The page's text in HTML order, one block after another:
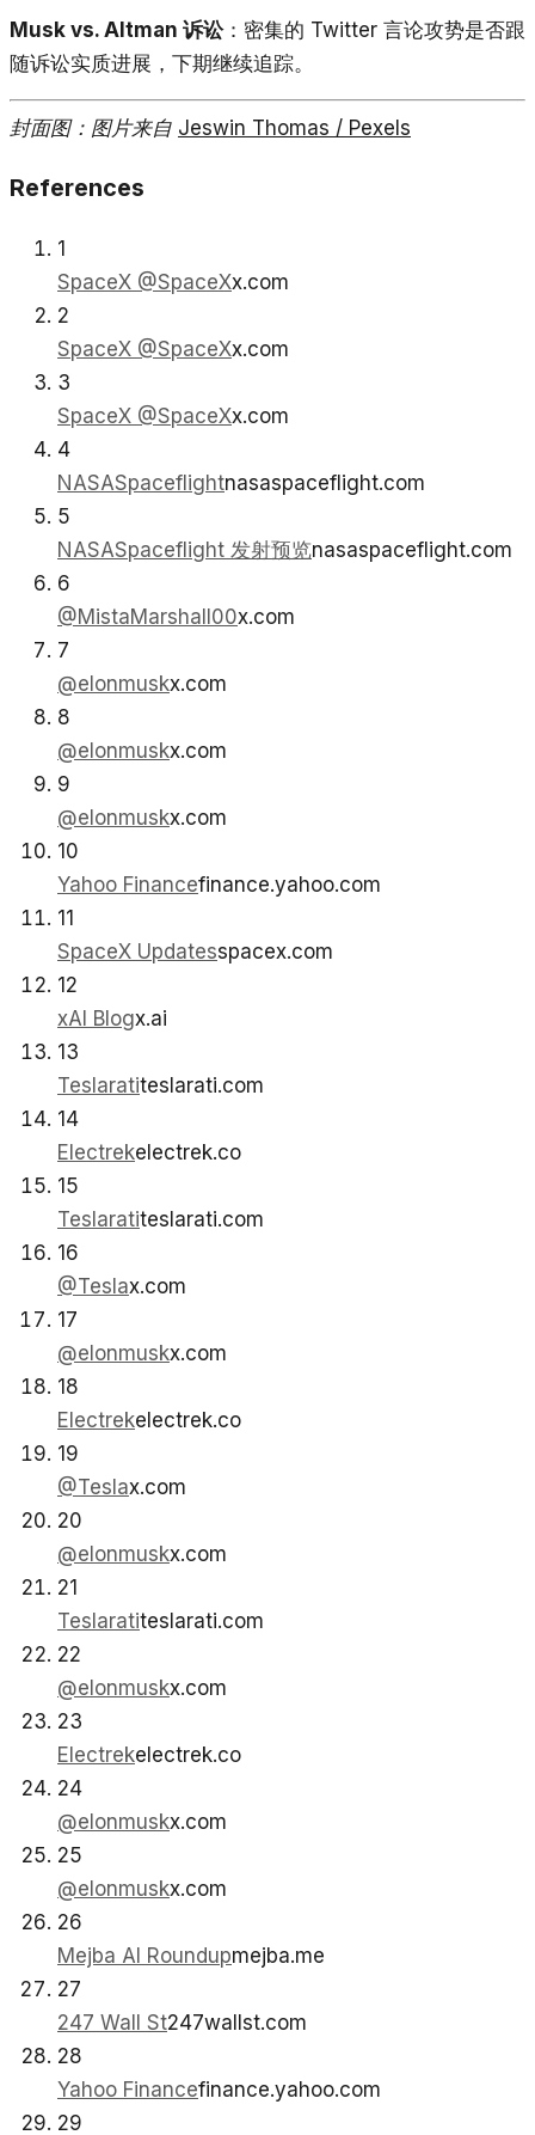
Musk vs. Altman 诉讼：密集的 Twitter 言论攻势是否跟
随诉讼实质进展，下期继续追踪。
封面图：图片来自 Jeswin Thomas / Pexels
References
1
SpaceX @SpaceXx.com
2
SpaceX @SpaceXx.com
3
SpaceX @SpaceXx.com
4
NASASpaceflightnasaspaceflight.com
5
NASASpaceflight 发射预览nasaspaceflight.com
6
@MistaMarshall00x.com
7
@elonmuskx.com
8
@elonmuskx.com
9
@elonmuskx.com
10
Yahoo Financefinance.yahoo.com
11
SpaceX Updatesspacex.com
12
xAI Blogx.ai
13
Teslaratiteslarati.com
14
Electrekelectrek.co
15
Teslaratiteslarati.com
16
@Teslax.com
17
@elonmuskx.com
18
Electrekelectrek.co
19
@Teslax.com
20
@elonmuskx.com
21
Teslaratiteslarati.com
22
@elonmuskx.com
23
Electrekelectrek.co
24
@elonmuskx.com
25
@elonmuskx.com
26
Mejba AI Roundupmejba.me
27
247 Wall St247wallst.com
28
Yahoo Financefinance.yahoo.com
29